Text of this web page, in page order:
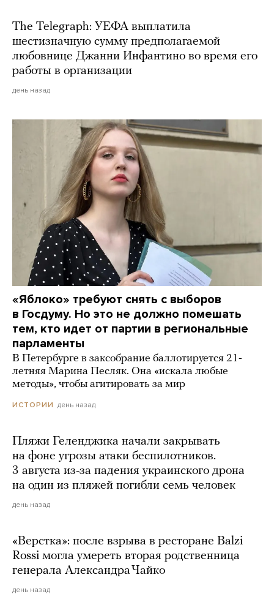
The Telegraph: УЕФА выплатила
шестизначную сумму предполагаемой
любовнице Джанни Инфантино во время его
работы в организации
день назад
«Яблоко» требуют снять с выборов
в Госдуму. Но это не должно помешать
тем, кто идет от партии в региональные
парламенты
В Петербурге в заксобрание баллотируется 21-
летняя Марина Песляк. Она «искала любые
методы», чтобы агитировать за мир
ИСТОРИИ день назад
Пляжи Геленджика начали закрывать
на фоне угрозы атаки беспилотников.
3 августа из-за падения украинского дрона
на один из пляжей погибли семь человек
день назад
«Верстка»: после взрыва в ресторане Balzi
Rossi могла умереть вторая родственница
генерала Александра Чайко
день назад